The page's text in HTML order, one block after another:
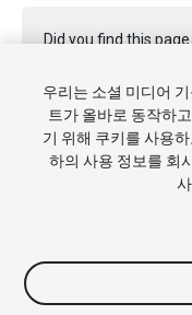
Did you find this
Report a problem on
Copyright © 2020 Unity
우리는 소셜 미디어
트가 올바로 동작하
기 위해 쿠키를 사용
하의 사용 정보를 회